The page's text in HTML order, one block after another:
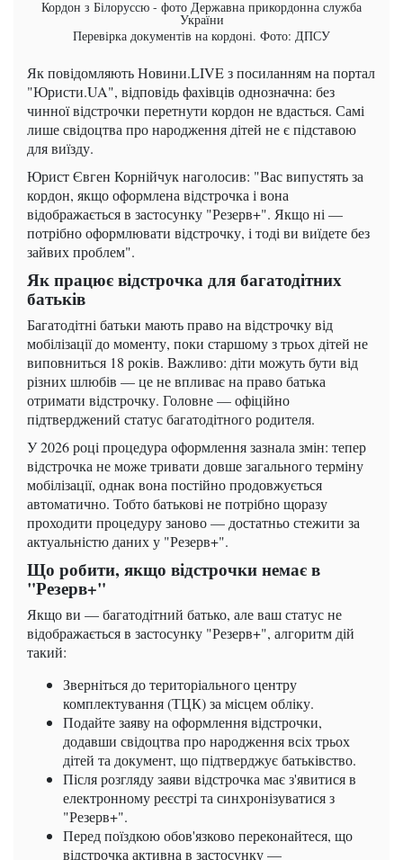
Кордон з Білоруссю - фото Державна прикордонна служба
України
Перевірка документів на кордоні. Фото: ДПСУ
Як повідомляють Новини.LIVE з посиланням на портал
"Юристи.UA", відповідь фахівців однозначна: без
чинної відстрочки перетнути кордон не вдасться. Самі
лише свідоцтва про народження дітей не є підставою
для виїзду.
Юрист Євген Корнійчук наголосив: "Вас випустять за
кордон, якщо оформлена відстрочка і вона
відображається в застосунку "Резерв+". Якщо ні —
потрібно оформлювати відстрочку, і тоді ви виїдете без
зайвих проблем".
Як працює відстрочка для багатодітних
батьків
Багатодітні батьки мають право на відстрочку від
мобілізації до моменту, поки старшому з трьох дітей не
виповниться 18 років. Важливо: діти можуть бути від
різних шлюбів — це не впливає на право батька
отримати відстрочку. Головне — офіційно
підтверджений статус багатодітного родителя.
У 2026 році процедура оформлення зазнала змін: тепер
відстрочка не може тривати довше загального терміну
мобілізації, однак вона постійно продовжується
автоматично. Тобто батькові не потрібно щоразу
проходити процедуру заново — достатньо стежити за
актуальністю даних у "Резерв+".
Що робити, якщо відстрочки немає в
"Резерв+"
Якщо ви — багатодітний батько, але ваш статус не
відображається в застосунку "Резерв+", алгоритм дій
такий:
Зверніться до територіального центру
комплектування (ТЦК) за місцем обліку.
Подайте заяву на оформлення відстрочки,
додавши свідоцтва про народження всіх трьох
дітей та документ, що підтверджує батьківство.
Після розгляду заяви відстрочка має з'явитися в
електронному реєстрі та синхронізуватися з
"Резерв+".
Перед поїздкою обов'язково переконайтеся, що
відстрочка активна в застосунку —